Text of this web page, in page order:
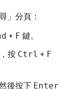
」 分頁：
+ F 鍵。
按 Ctrl + F
後按下 Enter